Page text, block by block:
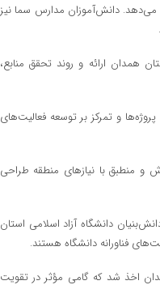
می‌دهد. دانش‌آموزان مدارس سما نیز
جلسه، گزارش تفصیلی عملیاتی شدن بودجه سال مالی ۱۴۰۳-۱۴۰۴ استان همدان ارائه و روند تحقق منابع،
اولویت‌بندی پروژه‌ها و تمرکز بر توسعه فعالیت‌های
منطبق با نیازهای منطقه طراحی
دانشگاه آزاد اسلامی استان
فناورانه دانشگاه هستند.
اخذ شد که گامی مؤثر در تقویت